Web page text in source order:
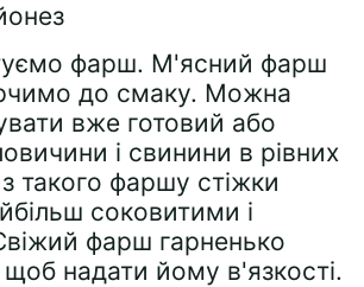
фарш. М'ясний фарш
до смаку. Можна
вже готовий або
і свинини в рівних
такого фаршу стіжки
соковитими і
фарш гарненько
надати йому в'язкості.